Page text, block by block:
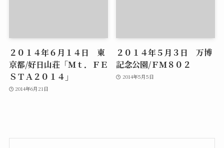
２０１４年６月１４日 東
京都/好日山荘「Ｍｔ．ＦＥ
ＳＴＡ２０１４」
2014年6月21日
２０１４年５月３日 万博
記念公園/ＦＭ８０２
2014年5月5日